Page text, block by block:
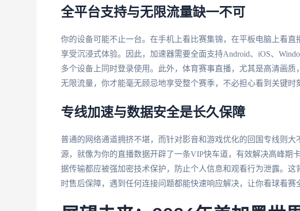
全平台支持与无限流量缺一不可
你的设备可能不止一台。在手机上看比赛集锦，在平板电脑上看直
享受沉浸式体验。因此，加速器需要全面支持Android、iOS、
多个设备上同时登录使用。此外，体育赛事直播，尤其是高清画
无限流量，你才能毫无顾忌地享受整个赛季，不必担心看到关键时
专线加速与数据安全是长久保障
普通的网络通道拥挤不堪，而针对影音和游戏优化的回国专线则
源，就像为你的直播数据开辟了一条VIP快车道，有效解决高峰期
据传输都应被强加密技术保护，防止个人信息和观看行为泄露。
时售后保障，遇到任何连接问题都能快速响应解决，让你看球看赛